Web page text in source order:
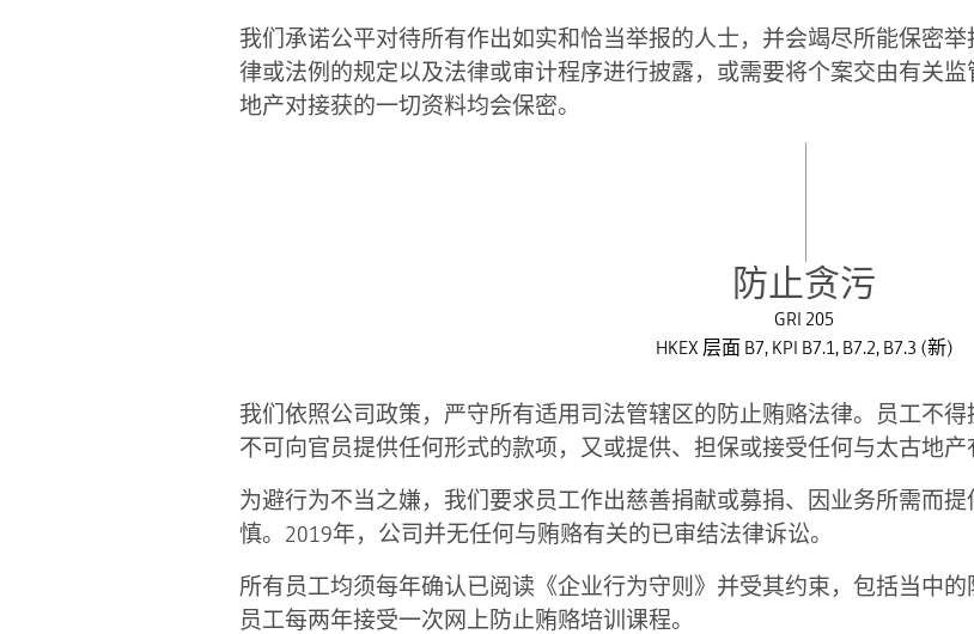
我们承诺公平对待所有作出如实和恰当举报的人士，并会竭尽所能保密
律或法例的规定以及法律或审计程序进行披露，或需要将个案交由有关
地产对接获的一切资料均会保密。
防止贪污
GRI 205
HKEX 层面 B7, KPI B7.1, B7.2, B7.3 (新)
我们依照公司政策，严守所有适用司法管辖区的防止贿赂法律。员工不
不可向官员提供任何形式的款项，又或提供、担保或接受任何与太古地产
为避行为不当之嫌，我们要求员工作出慈善捐献或募捐、因业务所需而
慎。2019年，公司并无任何与贿赂有关的已审结法律诉讼。
所有员工均须每年确认已阅读《企业行为守则》并受其约束，包括当中
员工每两年接受一次网上防止贿赂培训课程。